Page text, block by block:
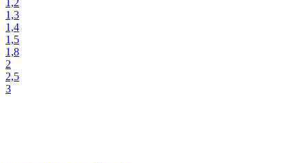
1,2
1,3
1,4
1,5
1,8
2
2,5
3